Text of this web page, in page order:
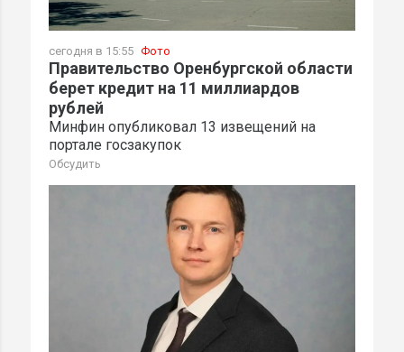
сегодня в 15:55 Фото
Правительство Оренбургской области
берет кредит на 11 миллиардов
рублей
Минфин опубликовал 13 извещений на
портале госзакупок
Обсудить